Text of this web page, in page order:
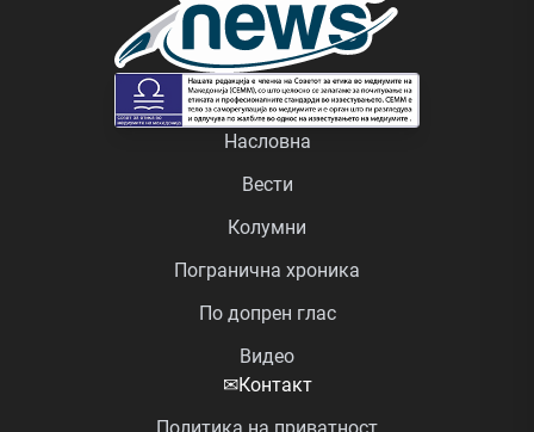
Насловна
Вести
Колумни
Погранична хроника
По допрен глас
Видео
✉Контакт